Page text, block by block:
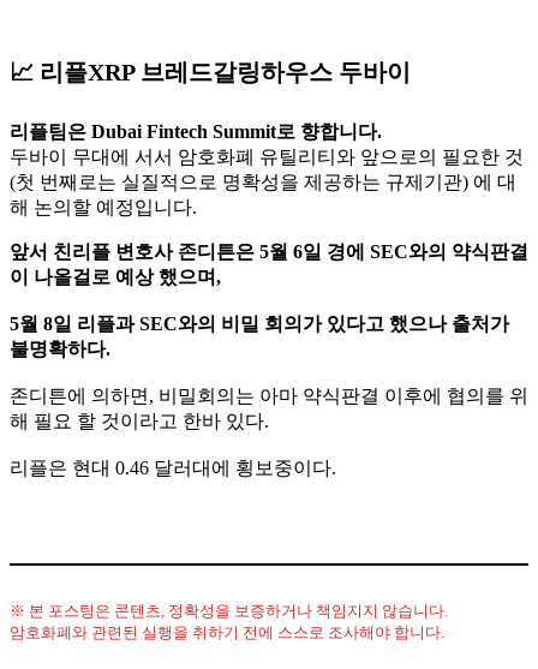
📈 리플XRP 브레드갈링하우스 두바이
리플팀은 Dubai Fintech Summit로 향합니다.
두바이 무대에 서서 암호화폐 유틸리티와 앞으로의 필요한 것
(첫 번째로는 실질적으로 명확성을 제공하는 규제기관) 에 대
해 논의할 예정입니다.
앞서 친리플 변호사 존디튼은 5월 6일 경에 SEC와의 약식판결
이 나올걸로 예상 했으며,
5월 8일 리플과 SEC와의 비밀 회의가 있다고 했으나 출처가
불명확하다.
존디튼에 의하면, 비밀회의는 아마 약식판결 이후에 협의를 위
해 필요 할 것이라고 한바 있다.
리플은 현대 0.46 달러대에 횡보중이다.
※ 본 포스팅은 콘텐츠, 정확성을 보증하거나 책임지지 않습니다.
암호화폐와 관련된 실행을 취하기 전에 스스로 조사해야 합니다.